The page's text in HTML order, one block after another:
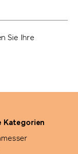
Sie Ihre
Kategorien